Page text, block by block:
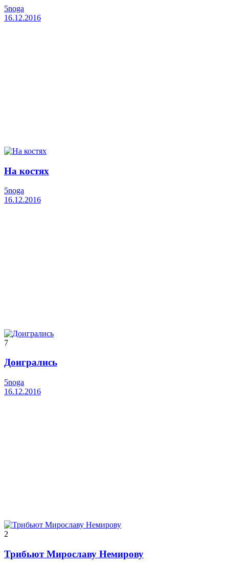
5noga
16.12.2016
На костях
5noga
16.12.2016
7
Доигрались
5noga
16.12.2016
2
Трибьют Мирославу Немирову